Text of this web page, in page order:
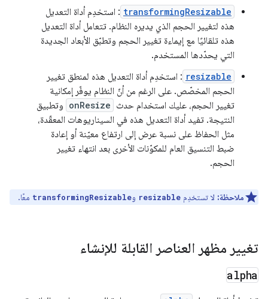
transformingResizable : استخدِم أداة التعديل
هذه لتغيير الحجم الذي يديره النظام. تتعامل أداة التعديل
هذه تلقائيًا مع إيماءة تغيير الحجم وتطبّق الأبعاد الجديدة
التي يحدّدها المستخدم.
resizable : استخدِم أداة التعديل هذه لمنطق تغيير
الحجم المخصّص. على الرغم من أنّ النظام يوفّر إمكانية
تغيير الحجم، عليك استخدام حدث onResize وتطبيق
النتيجة. تفيد أداة التعديل هذه في السيناريوهات المعقّدة،
مثل الحفاظ على نسبة عرض إلى ارتفاع معيّنة أو إعادة
ضبط التنسيق العام للمكوّنات الأخرى بعد انتهاء تغيير
الحجم.
ملاحظة: لا تستخدِم resizable وtransformingResizable معًا.
تغيير مظهر العناصر القابلة للإنشاء
alpha